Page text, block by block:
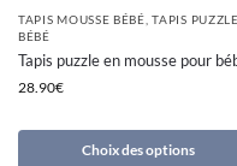
TAPIS MOUSSE BÉBÉ,TAPIS PUZZLE
BÉBÉ
Tapis puzzle en mousse pour
28.90€
Choix des options